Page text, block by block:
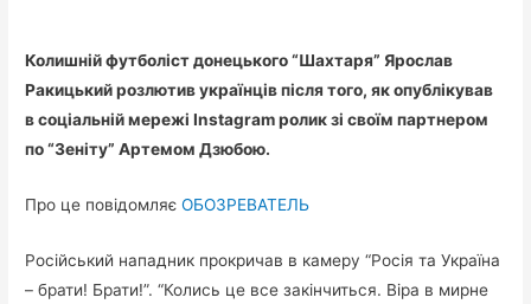
Колишній футболіст донецького “Шахтаря” Ярослав
Ракицький розлютив українців після того, як опублікував
в соціальній мережі Instagram ролик зі своїм партнером
по “Зеніту” Артемом Дзюбою.
Про це повідомляєОБОЗРЕВАТЕЛЬ
Російський нападник прокричав в камеру “Росія та Україна
– брати! Брати!”. “Колись це все закінчиться. Віра в мирне